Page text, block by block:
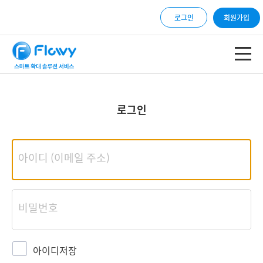
로그인 회원가입
로그인
아이디저장